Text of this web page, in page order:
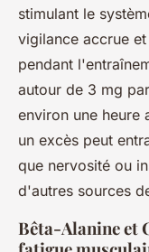
stimulant le
vigilance accrue
pendant
autour de 3 mg
environ une heure
un excès peut
que nervosité ou
d'autres sources
Bêta-Alanine et